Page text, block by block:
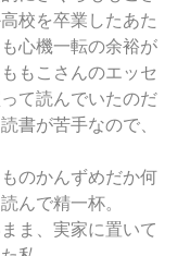
校を卒業したあた
心機一転の余裕が
もこさんのエッセ
て読んでいたのだ
書が苦手なので、
のかんずめだか何
んで精一杯。
ま、実家に置いて